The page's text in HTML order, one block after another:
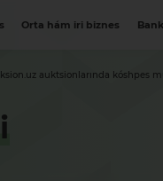
Orta hám iri biznes
auktsionlarında kóshpes